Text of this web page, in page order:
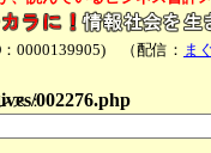
0000139905) （配信： ま
ス：002276.php